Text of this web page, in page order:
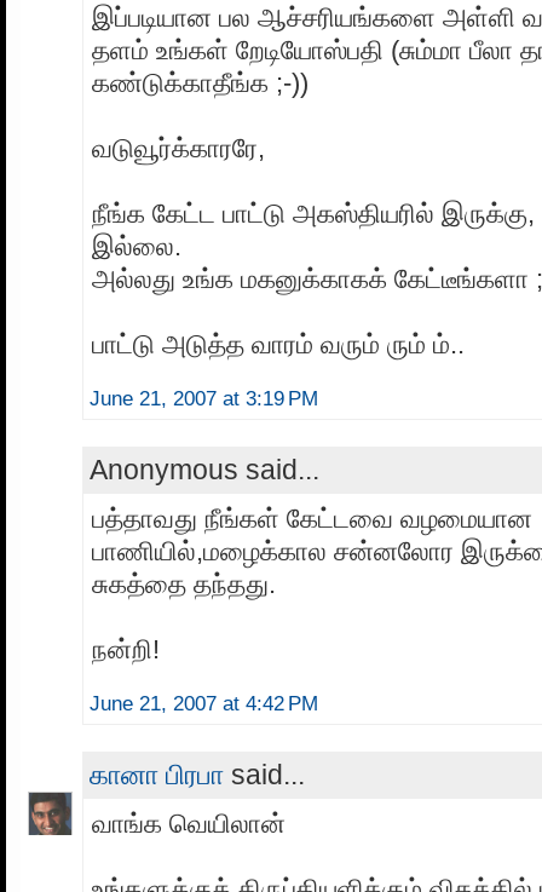
இப்படியான பல ஆச்சரியங்களை அள்ளி
தளம் உங்கள் றேடியோஸ்பதி (சும்மா பீலா
கண்டுக்காதீங்க ;-))
வடுவூர்க்காரரே,
நீங்க கேட்ட பாட்டு அகஸ்தியரில்
இல்லை.
அல்லது உங்க மகனுக்காகக் கேட்டீங்களா
பாட்டு அடுத்த வாரம் வரும் ரும் ம்..
June 21, 2007 at 3:19 PM
Anonymous said...
பத்தாவது நீங்கள் கேட்டவை வழமையான
பாணியில்,மழைக்கால சன்னலோர
சுகத்தை தந்தது.
நன்றி!
June 21, 2007 at 4:42 PM
கானா பிரபா said...
வாங்க வெயிலான்